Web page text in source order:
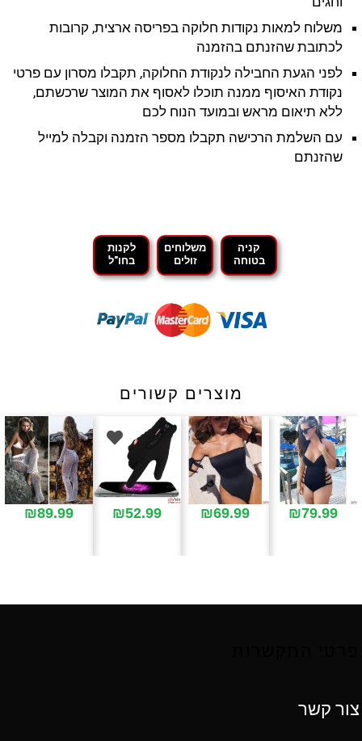
משלוח למאות נקודות חלוקה בפריסה ארצית, קרובות
לכתובת שהזנתם בהזמנה
לפני הגעת החבילה לנקודת החלוקה, תקבלו מסרון עם פרטי
נקודת האיסוף ממנה תוכלו לאסוף את המוצר שרכשתם,
ללא תיאום מראש ובמועד הנוח לכם
עם השלמת הרכישה תקבלו מספר הזמנה וקבלה למייל
שהזנתם
קניה
בטוחה
משלוחים
זולים
לקנות
בחו"ל
מוצרים קשורים
₪79.99
₪69.99
₪52.99
₪89.99
צור קשר